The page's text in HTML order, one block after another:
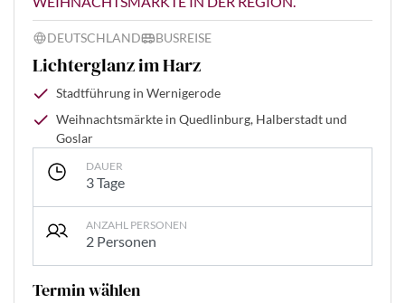
DEUTSCHLAND BUSREISE
Lichterglanz im Harz
Stadtführung in Wernigerode
Weihnachtsmärkte in Quedlinburg, Halberstadt und
Goslar
DAUER
3 Tage
ANZAHL PERSONEN
2 Personen
Termin wählen